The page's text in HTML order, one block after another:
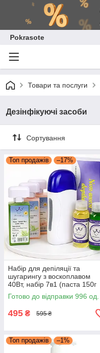
Pokrasote
Товари та послуги
Дезінфікуючі засоби
Сортування
Топ продажів –17%
Набір для депіляції та
шугарингу з воскоплавом
40Вт, набір 7в1 (паста 150г
3шт, смужки 100шт, засоби
100мл)
Готово до відправки 996 од.
495 ₴ 595 ₴
Топ продажів –1%